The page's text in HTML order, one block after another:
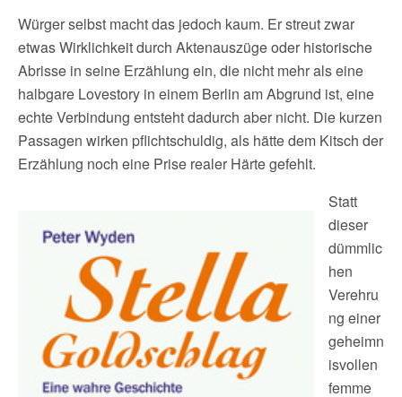
Würger selbst macht das jedoch kaum. Er streut zwar
etwas Wirklichkeit durch Aktenauszüge oder historische
Abrisse in seine Erzählung ein, die nicht mehr als eine
halbgare Lovestory in einem Berlin am Abgrund ist, eine
echte Verbindung entsteht dadurch aber nicht. Die kurzen
Passagen wirken pflichtschuldig, als hätte dem Kitsch der
Erzählung noch eine Prise realer Härte gefehlt.
Statt
dieser
dümmlic
hen
Verehru
ng einer
geheimn
isvollen
femme